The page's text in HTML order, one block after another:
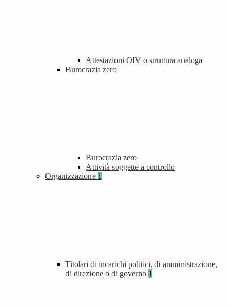
Attestazioni OIV o struttura analoga
Burocrazia zero
Burocrazia zero
Attività soggette a controllo
Organizzazione 1
Titolari di incarichi politici, di amministrazione,
di direzione o di governo 1